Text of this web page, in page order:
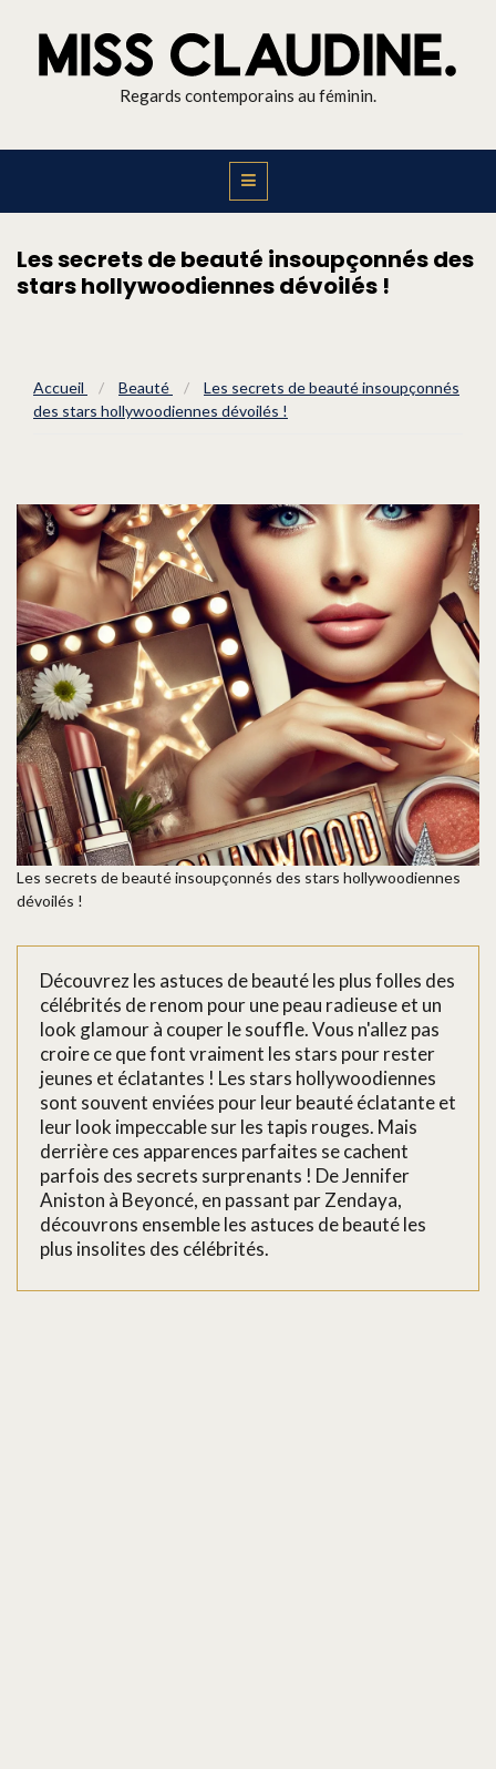
Regards contemporains au féminin.
Les secrets de beauté insoupçonnés des
stars hollywoodiennes dévoilés !
Accueil / Beauté /
Les secrets de beauté insoupçonnés
des stars hollywoodiennes dévoilés !
Les secrets de beauté insoupçonnés des stars hollywoodiennes
dévoilés !
Découvrez les astuces de beauté les plus folles des
célébrités de renom pour une peau radieuse et un
look glamour à couper le souffle. Vous n'allez pas
croire ce que font vraiment les stars pour rester
jeunes et éclatantes ! Les stars hollywoodiennes
sont souvent enviées pour leur beauté éclatante et
leur look impeccable sur les tapis rouges. Mais
derrière ces apparences parfaites se cachent
parfois des secrets surprenants ! De Jennifer
Aniston à Beyoncé, en passant par Zendaya,
découvrons ensemble les astuces de beauté les
plus insolites des célébrités.